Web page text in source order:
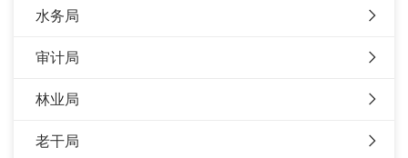
水务局
审计局
林业局
老干局